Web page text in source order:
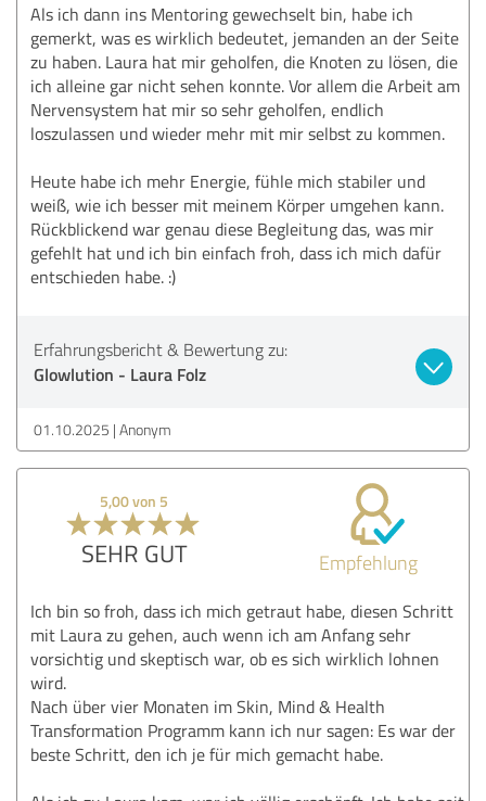
Als ich dann ins Mentoring gewechselt bin, habe ich
gemerkt, was es wirklich bedeutet, jemanden an der Seite
zu haben. Laura hat mir geholfen, die Knoten zu lösen, die
ich alleine gar nicht sehen konnte. Vor allem die Arbeit am
Nervensystem hat mir so sehr geholfen, endlich
loszulassen und wieder mehr mit mir selbst zu kommen.
Heute habe ich mehr Energie, fühle mich stabiler und
weiß, wie ich besser mit meinem Körper umgehen kann.
Rückblickend war genau diese Begleitung das, was mir
gefehlt hat und ich bin einfach froh, dass ich mich dafür
entschieden habe. :)
Erfahrungsbericht & Bewertung zu:
Glowlution - Laura Folz
01.10.2025 Anonym
5,00 von 5
SEHR GUT Empfehlung
Ich bin so froh, dass ich mich getraut habe, diesen Schritt
mit Laura zu gehen, auch wenn ich am Anfang sehr
vorsichtig und skeptisch war, ob es sich wirklich lohnen
wird.
Nach über vier Monaten im Skin, Mind & Health
Transformation Programm kann ich nur sagen: Es war der
beste Schritt, den ich je für mich gemacht habe.